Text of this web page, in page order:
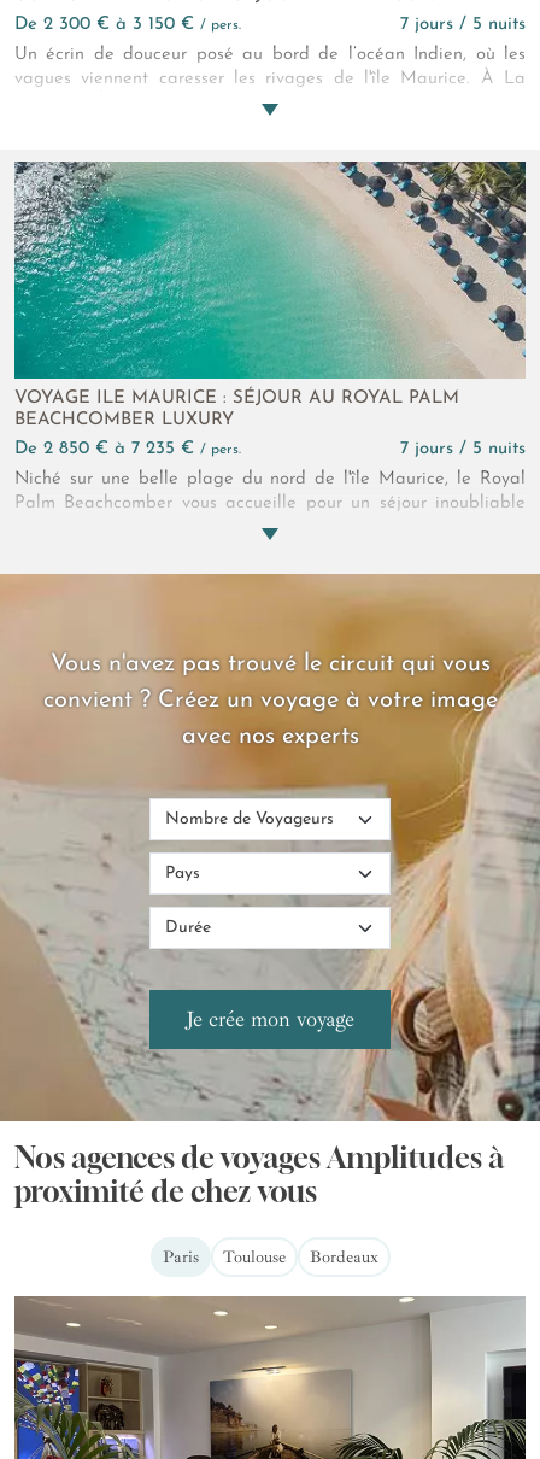
de 2 300 € à 3 150 € / pers.
7 jours / 5 nuits
Un écrin de douceur posé au bord de l’océan Indien, où les
vagues viennent caresser les rivages de l'île Maurice. À La
Maison d’Été, chaque instant se teinte de lumière mauricienne,
l'océan pour le plus grand plaisirs des sens des hôtes. Côté
restauration, La Maison d'été présente deux adresses aux
saveurs locales avec une pointe de modernité. Ici, le temps
s’étire, les émotions se révèlent, et le charme authentique de
l’île Maurice s’invite dans chacun de vos souvenirs.
VOYAGE ILE MAURICE : SÉJOUR AU ROYAL PALM
BEACHCOMBER LUXURY
de 2 850 € à 7 235 € / pers.
7 jours / 5 nuits
Niché sur une belle plage du nord de l'île Maurice, le Royal
Palm Beachcomber vous accueille pour un séjour inoubliable
entre luxe et détente, en toute harmonie. Avec son
eaux turquoise, tout est propice à la détente et à l'évasion.
Vous n'avez pas trouvé le circuit qui vous
convient ? Créez un voyage à votre image
avec nos experts
Nos agences de voyages Amplitudes à
proximité de chez vous
Paris Toulouse Bordeaux